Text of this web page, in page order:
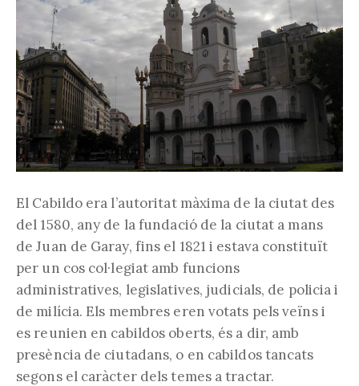
El Cabildo era l’autoritat màxima de la ciutat des
del 1580, any de la fundació de la ciutat a mans
de Juan de Garay, fins el 1821 i estava constituït
per un cos col·legiat amb funcions
administratives, legislatives, judicials, de policia i
de milícia. Els membres eren votats pels veïns i
es reunien en cabildos oberts, és a dir, amb
presència de ciutadans, o en cabildos tancats
segons el caràcter dels temes a tractar.